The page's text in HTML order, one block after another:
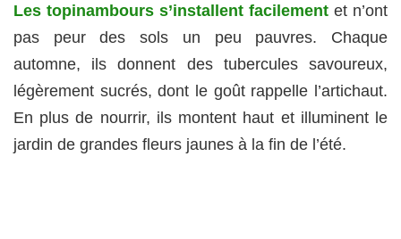
Les topinambours s’installent facilement et n’ont
pas peur des sols un peu pauvres. Chaque
automne, ils donnent des tubercules savoureux,
légèrement sucrés, dont le goût rappelle l’artichaut.
En plus de nourrir, ils montent haut et illuminent le
jardin de grandes fleurs jaunes à la fin de l’été.